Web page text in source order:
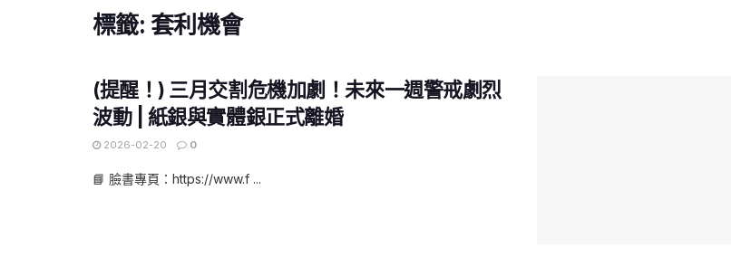
標籤: 套利機會
(提醒！) 三月交割危機加劇！未來一週警戒劇烈
波動 | 紙銀與實體銀正式離婚
2026-02-20 0
📘 臉書專頁：https://www.f ...